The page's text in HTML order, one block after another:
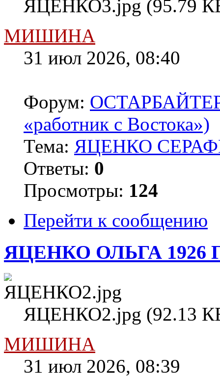
ЯЦЕНКО3.jpg (95.79
МИШИНА
31 июл 2026, 08:40
Форум:
«работник с Востока»)
Тема: ЯЦЕНКО
Ответы: 0
Просмотры: 124
Перейти к сообщению
ЯЦЕНКО ОЛЬГА 1926
ЯЦЕНКО2.jpg (92.13
МИШИНА
31 июл 2026, 08:39